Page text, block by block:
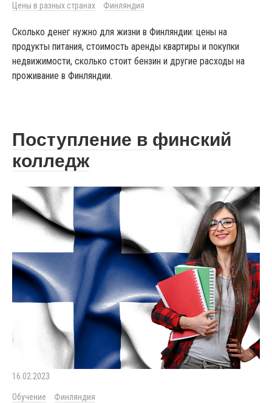
Цены в разных странах Финляндия
Сколько денег нужно для жизни в Финляндии: цены на
продукты питания, стоимость аренды квартиры и покупки
недвижимости, сколько стоит бензин и другие расходы на
проживание в Финляндии.
Поступление в финский
колледж
16.02.2023
Обучение Финляндия